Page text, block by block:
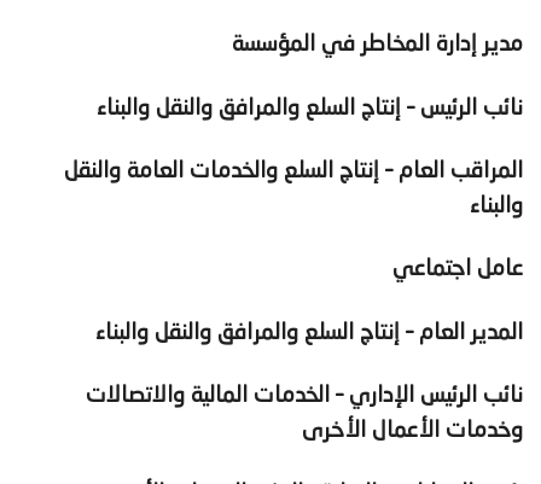
مدير إدارة المخاطر في المؤسسة
نائب الرئيس – إنتاج السلع والمرافق والنقل والبناء
المراقب العام – إنتاج السلع والخدمات العامة والنقل
والبناء
عامل اجتماعي
المدير العام – إنتاج السلع والمرافق والنقل والبناء
نائب الرئيس الإداري – الخدمات المالية والاتصالات
وخدمات الأعمال الأخرى